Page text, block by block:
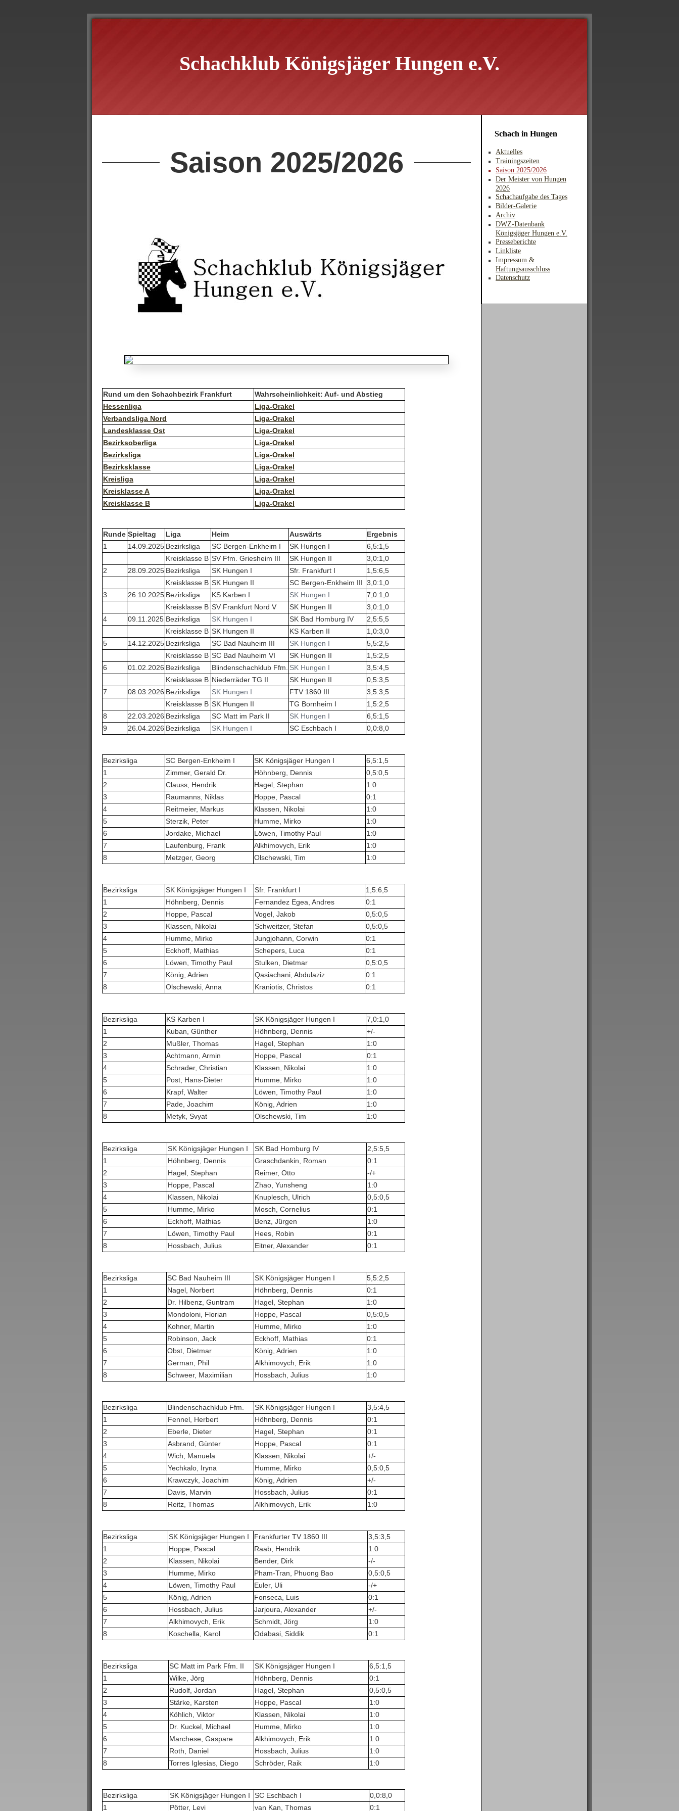
Schachklub Königsjäger Hungen e.V.
Saison 2025/2026
Rund um den Schachbezirk Frankfurt
Wahrscheinlichkeit: Auf- und Abstieg
Hessenliga
Liga-Orakel
Verbandsliga Nord
Liga-Orakel
Landesklasse Ost
Liga-Orakel
Bezirksoberliga
Liga-Orakel
Bezirksliga
Liga-Orakel
Bezirksklasse
Liga-Orakel
Kreisliga
Liga-Orakel
Kreisklasse A
Liga-Orakel
Kreisklasse B
Liga-Orakel
Runde Spieltag Liga Heim Auswärts
Ergebnis
1
14.09.2025 Bezirksliga SC Bergen-Enkheim I SK Hungen I
6,5:1,5
Kreisklasse B SV Ffm. Griesheim III SK Hungen II
3,0:1,0
2
28.09.2025 Bezirksliga SK Hungen I Sfr. Frankfurt I
1,5:6,5
Kreisklasse B SK Hungen II SC Bergen-Enkheim III 3,0:1,0
3
26.10.2025 Bezirksliga KS Karben I SK Hungen I
7,0:1,0
Kreisklasse B SV Frankfurt Nord V SK Hungen II
3,0:1,0
4
09.11.2025 Bezirksliga SK Hungen I SK Bad Homburg IV
2,5:5,5
Kreisklasse B SK Hungen II KS Karben II
1,0:3,0
5
14.12.2025 Bezirksliga SC Bad Nauheim III SK Hungen I
5,5:2,5
Kreisklasse B SC Bad Nauheim VI SK Hungen II
1,5:2,5
6
01.02.2026 Bezirksliga Blindenschachklub Ffm. SK Hungen I
3,5:4,5
Kreisklasse B Niederräder TG II SK Hungen II
0,5:3,5
7
08.03.2026 Bezirksliga SK Hungen I FTV 1860 III
3,5:3,5
Kreisklasse B SK Hungen II TG Bornheim I
1,5:2,5
8
22.03.2026 Bezirksliga SC Matt im Park II SK Hungen I
6,5:1,5
9
26.04.2026 Bezirksliga SK Hungen I SC Eschbach I 0,0:8,0
Bezirksliga SC Bergen-Enkheim I SK Königsjäger Hungen I
6,5:1,5
1
Zimmer, Gerald Dr. Höhnberg, Dennis
0,5:0,5
2
Clauss, Hendrik Hagel, Stephan
1:0
3
Raumanns, Niklas Hoppe, Pascal
0:1
4
Reitmeier, Markus Klassen, Nikolai
1:0
5
Sterzik, Peter Humme, Mirko
1:0
6
Jordake, Michael Löwen, Timothy Paul
1:0
7
Laufenburg, Frank Alkhimovych, Erik
1:0
8
Metzger, Georg Olschewski, Tim 1:0
Bezirksliga SK Königsjäger Hungen I Sfr. Frankfurt I
1,5:6,5
1
Höhnberg, Dennis Fernandez Egea, Andres
0:1
2
Hoppe, Pascal Vogel, Jakob
0,5:0,5
3
Klassen, Nikolai Schweitzer, Stefan
0,5:0,5
4
Humme, Mirko Jungjohann, Corwin
0:1
5
Eckhoff, Mathias Schepers, Luca
0:1
6
Löwen, Timothy Paul Stulken, Dietmar
0,5:0,5
7
König, Adrien Qasiachani, Abdulaziz
0:1
8
Olschewski, Anna Kraniotis, Christos 0:1
Bezirksliga KS Karben I SK Königsjäger Hungen I
7,0:1,0
1
Kuban, Günther Höhnberg, Dennis
+/-
2
Mußler, Thomas Hagel, Stephan
1:0
3
Achtmann, Armin Hoppe, Pascal
0:1
4
Schrader, Christian Klassen, Nikolai
1:0
5
Post, Hans-Dieter Humme, Mirko
1:0
6
Krapf, Walter Löwen, Timothy Paul
1:0
7
Pade, Joachim König, Adrien
1:0
8
Metyk, Svyat Olschewski, Tim 1:0
Bezirksliga SK Königsjäger Hungen I SK Bad Homburg IV
2,5:5,5
1
Höhnberg, Dennis Graschdankin, Roman
0:1
2
Hagel, Stephan Reimer, Otto
-/+
3
Hoppe, Pascal Zhao, Yunsheng
1:0
4
Klassen, Nikolai Knuplesch, Ulrich
0,5:0,5
5
Humme, Mirko Mosch, Cornelius
0:1
6
Eckhoff, Mathias Benz, Jürgen
1:0
7
Löwen, Timothy Paul Hees, Robin
0:1
8
Hossbach, Julius Eitner, Alexander 0:1
Bezirksliga SC Bad Nauheim III SK Königsjäger Hungen I
5,5:2,5
1
Nagel, Norbert Höhnberg, Dennis
0:1
2
Dr. Hilbenz, Guntram Hagel, Stephan
1:0
3
Mondoloni, Florian Hoppe, Pascal
0,5:0,5
4
Kohner, Martin Humme, Mirko
1:0
5
Robinson, Jack Eckhoff, Mathias
0:1
6
Obst, Dietmar König, Adrien
1:0
7
German, Phil Alkhimovych, Erik
1:0
8
Schweer, Maximilian Hossbach, Julius 1:0
Bezirksliga Blindenschachklub Ffm. SK Königsjäger Hungen I
3,5:4,5
1
Fennel, Herbert Höhnberg, Dennis
0:1
2
Eberle, Dieter Hagel, Stephan
0:1
3
Asbrand, Günter Hoppe, Pascal
0:1
4
Wich, Manuela Klassen, Nikolai
+/-
5
Yechkalo, Iryna Humme, Mirko
0,5:0,5
6
Krawczyk, Joachim König, Adrien
+/-
7
Davis, Marvin Hossbach, Julius
0:1
8
Reitz, Thomas Alkhimovych, Erik 1:0
Bezirksliga SK Königsjäger Hungen I Frankfurter TV 1860 III
3,5:3,5
1
Hoppe, Pascal Raab, Hendrik
1:0
2
Klassen, Nikolai Bender, Dirk
-/-
3
Humme, Mirko Pham-Tran, Phuong Bao
0,5:0,5
4
Löwen, Timothy Paul Euler, Uli
-/+
5
König, Adrien Fonseca, Luis
0:1
6
Hossbach, Julius Jarjoura, Alexander
+/-
7
Alkhimovych, Erik Schmidt, Jörg
1:0
8
Koschella, Karol Odabasi, Siddik 0:1
Bezirksliga SC Matt im Park Ffm. II SK Königsjäger Hungen I
6,5:1,5
1
Wilke, Jörg Höhnberg, Dennis
0:1
2
Rudolf, Jordan Hagel, Stephan
0,5:0,5
3
Stärke, Karsten Hoppe, Pascal
1:0
4
Köhlich, Viktor Klassen, Nikolai
1:0
5
Dr. Kuckel, Michael Humme, Mirko
1:0
6
Marchese, Gaspare Alkhimovych, Erik
1:0
7
Roth, Daniel Hossbach, Julius
1:0
8
Torres Iglesias, Diego Schröder, Raik 1:0
Bezirksliga SK Königsjäger Hungen I SC Eschbach I
0,0:8,0
1
Pötter, Levi van Kan, Thomas 0:1
Schach in Hungen
Aktuelles
Trainingszeiten
Saison 2025/2026
Der Meister von Hungen
2026
Schachaufgabe des Tages
Bilder-Galerie
Archiv
DWZ-Datenbank
Königsjäger Hungen e.V.
Presseberichte
Linkliste
Impressum &
Haftungsausschluss
Datenschutz